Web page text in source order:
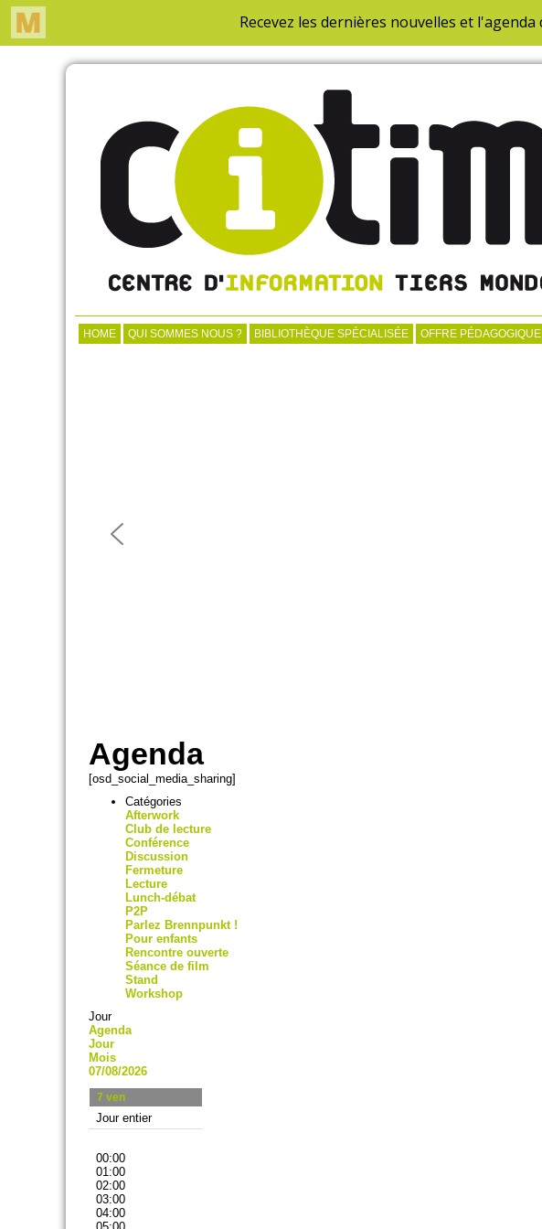
HOME QUI SOMMES NOUS ? BIBLIOTHÈQUE SPÉCIALISÉE OFFRE PÉDAGOGIQUE
Agenda
[osd_social_media_sharing]
Catégories
Afterwork
Club de lecture
Conférence
Discussion
Fermeture
Lecture
Lunch-débat
P2P
Parlez Brennpunkt !
Pour enfants
Rencontre ouverte
Séance de film
Stand
Workshop
Jour
Agenda
Jour
Mois
07/08/2026
7 ven
Jour entier
00:00
01:00
02:00
03:00
04:00